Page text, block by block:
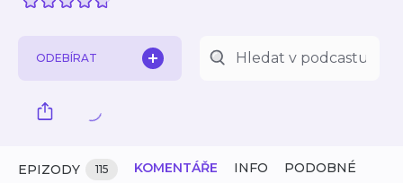
ODEBÍRAT
EPIZODY 115 KOMENTÁŘE INFO PODOBNÉ